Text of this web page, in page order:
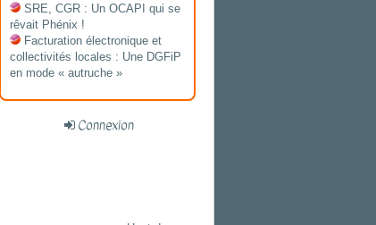
SRE, CGR : Un OCAPI qui se
rêvait Phénix !
Facturation électronique et
collectivités locales : Une DGFiP
en mode « autruche »
Connexion